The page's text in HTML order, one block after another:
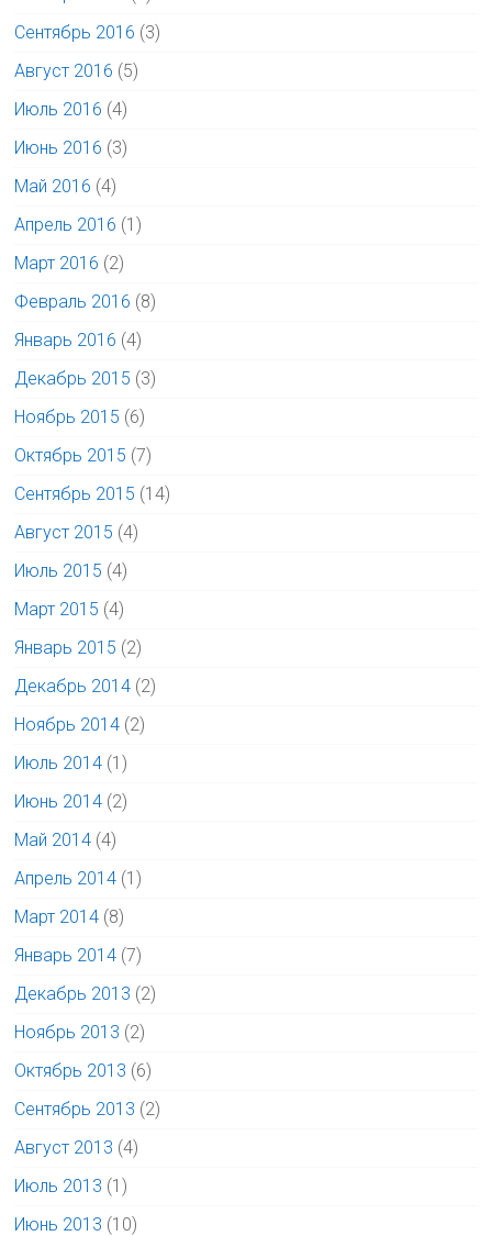
Сентябрь 2016 (3)
Август 2016 (5)
Июль 2016 (4)
Июнь 2016 (3)
Май 2016 (4)
Апрель 2016 (1)
Март 2016 (2)
Февраль 2016 (8)
Январь 2016 (4)
Декабрь 2015 (3)
Ноябрь 2015 (6)
Октябрь 2015 (7)
Сентябрь 2015 (14)
Август 2015 (4)
Июль 2015 (4)
Март 2015 (4)
Январь 2015 (2)
Декабрь 2014 (2)
Ноябрь 2014 (2)
Июль 2014 (1)
Июнь 2014 (2)
Май 2014 (4)
Апрель 2014 (1)
Март 2014 (8)
Январь 2014 (7)
Декабрь 2013 (2)
Ноябрь 2013 (2)
Октябрь 2013 (6)
Сентябрь 2013 (2)
Август 2013 (4)
Июль 2013 (1)
Июнь 2013 (10)